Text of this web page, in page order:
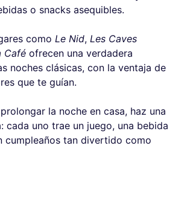
o snacks asequibles.
como Le Nid, Les Caves
Café ofrecen una verdadera
noches clásicas, con la ventaja de
que te guían.
la noche en casa, haz una
cada uno trae un juego, una bebida
cumpleaños tan divertido como